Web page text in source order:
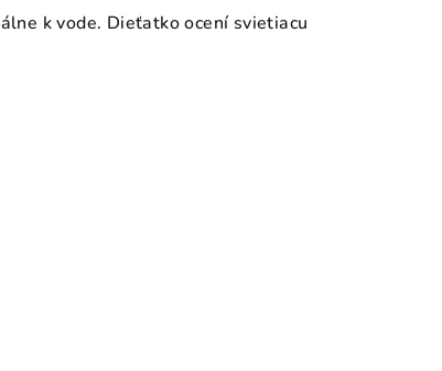
k vode. Dieťatko ocení svietiacu